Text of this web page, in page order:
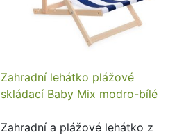
Zahradní lehátko plážové
skládací Baby Mix modro-bílé
Zahradní a plážové lehátko z